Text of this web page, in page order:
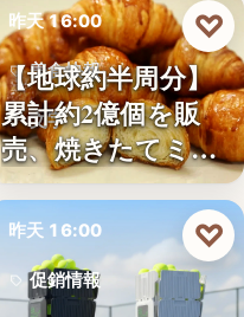
文字
昨天 16:00
美食快報
文字
【地球約半周分】
累計約2億個を販
売、焼きたてミニ
クロワッ…
♡
昨天 16:00
促銷情報
♡